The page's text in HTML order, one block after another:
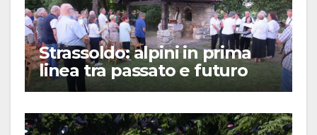
Strassoldo: alpini in prima
linea tra passato e futuro